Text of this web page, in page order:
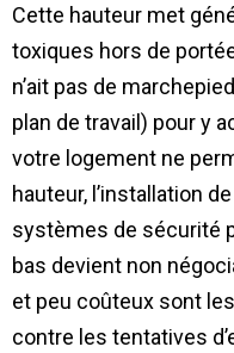
Cette hauteur met
toxiques hors de
n’ait pas de
plan de travail) pour y
votre logement ne
hauteur, l’installation
systèmes de sécurité
bas devient non
et peu coûteux sont les
contre les tentatives